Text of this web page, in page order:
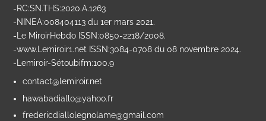
-RC:SN.THS:2020.A.1263
-NINEA:008404113 du 1er mars 2021.
-Le MiroirHebdo ISSN:0850-2218/2008.
-www.Lemiroir1.net ISSN:3084-0708 du 08 novembre 2024.
-Lemiroir-Sétoubifm:100.9
contact@lemiroir.net
hawabadiallo@yahoo.fr
fredericdiallolegnolame@gmail.com